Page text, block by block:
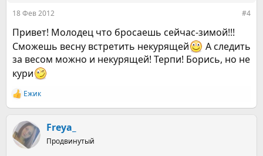
18 Фев 2012 #4
Привет! Молодец что бросаешь сейчас-зимой!!!
Сможешь весну встретить некурящей
А следить
за весом можно и некурящей! Терпи! Борись, но не
кури
Р
е
к
ц
и
Ежик
Freya_
Продвинутый